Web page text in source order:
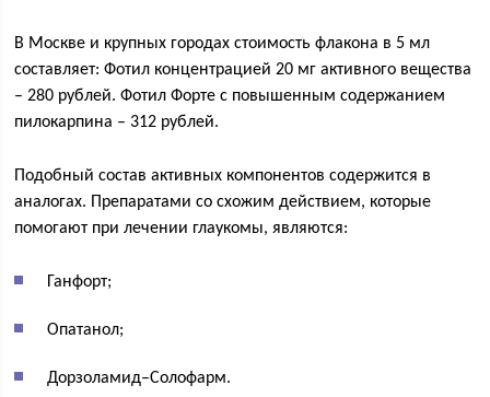
В Москве и крупных городах стоимость флакона в 5 мл
составляет: Фотил концентрацией 20 мг активного вещества
– 280 рублей. Фотил Форте с повышенным содержанием
пилокарпина – 312 рублей.
Подобный состав активных компонентов содержится в
аналогах. Препаратами со схожим действием, которые
помогают при лечении глаукомы, являются:
Ганфорт;
Опатанол;
Дорзоламид–Солофарм.